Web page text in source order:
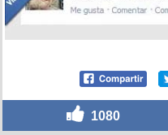
1080